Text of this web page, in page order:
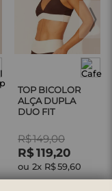
TOP BICOLOR
ALÇA DUPLA
DUO FIT
R$149,00
R$119,20
ou 2x R$59,60